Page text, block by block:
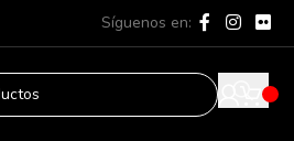
Síguenos en: